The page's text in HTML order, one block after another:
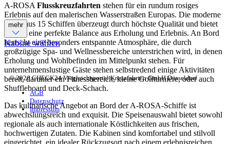
A-ROSA Flusskreuzfahrten stehen für ein rundum rosiges
Erlebnis auf den malerischen Wasserstraßen Europas. Die moderne
Flotte aus 15 Schiffen überzeugt durch höchste Qualität und bietet
Gästen eine perfekte Balance aus Erholung und Erlebnis. An Bord
herrscht eine besonders entspannte Atmosphäre, die durch
großzügige Spa- und Wellnessbereiche unterstrichen wird, in denen
Erholung und Wohlbefinden im Mittelpunkt stehen. Für
unternehmenslustige Gäste stehen selbstredend einige Aktivitäten
bereit, darunter ein Fitnessbereich, kleine Golfturniere, oder auch
Shuffleboard und Deck-Schach.
Das kulinarische Angebot an Bord der A-ROSA-Schiffe ist
abwechslungsreich und exquisit. Die Speisenauswahl bietet sowohl
regionale als auch internationale Köstlichkeiten aus frischen,
hochwertigen Zutaten. Die Kabinen sind komfortabel und stilvoll
eingerichtet, ein idealer Rückzugsort nach einem erlebnisreichen
mehr
Kabine wählen
© 2026 CHECK24 Vergleichsportal Kreuzfahrten GmbH Düsseldorf
AGB
Datenschutz
Impressum